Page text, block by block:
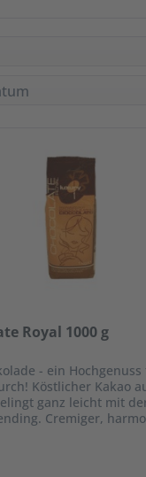
Royal 1000 g
- ein
Köstlicher Kakao
ganz leicht mit
Cremiger,